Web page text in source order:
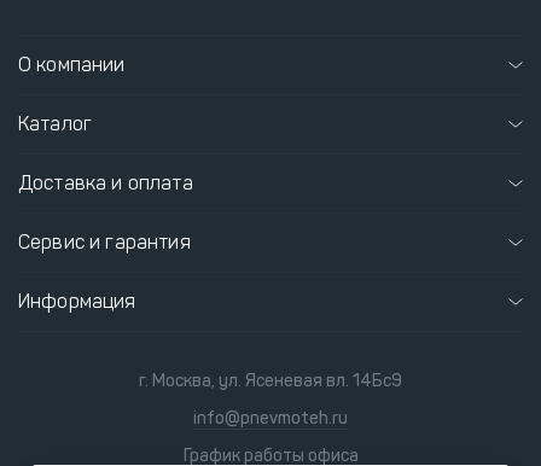
О компании
Каталог
Доставка и оплата
Сервис и гарантия
Информация
г. Москва, ул. Ясеневая вл. 14Бс9
info@pnevmoteh.ru
График работы офиса